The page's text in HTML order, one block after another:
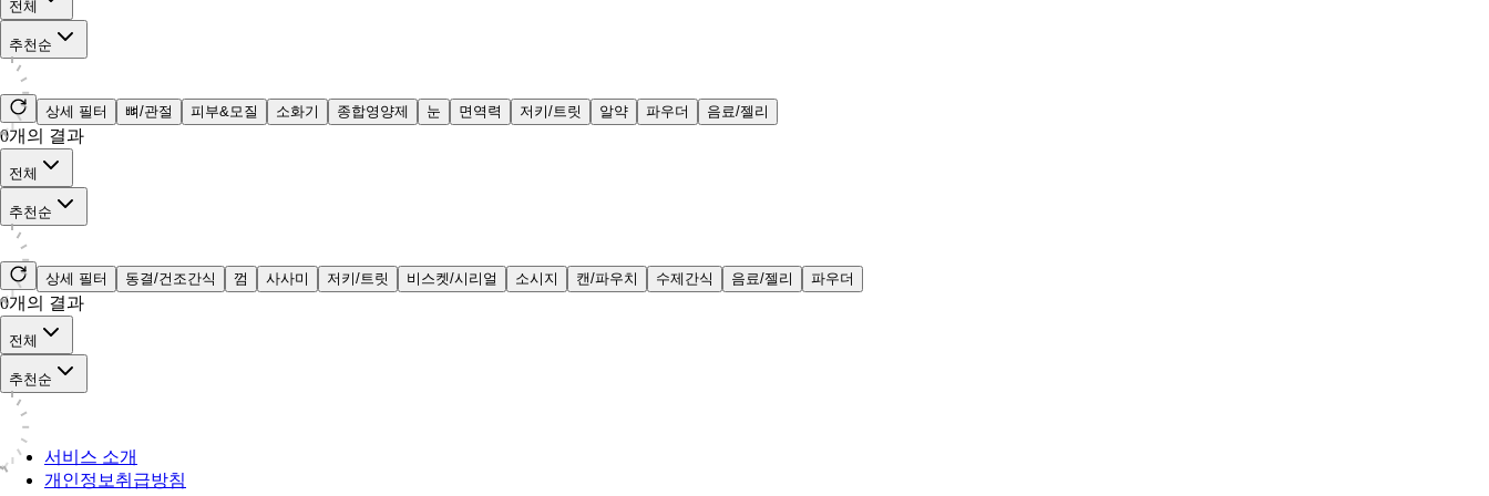
전체
추천순
상세 필터 뼈/관절 피부&모질 소화기 종합영양제 눈 면역력 저키/트릿 알약 파우더 음료/젤리
0개의 결과
전체
추천순
상세 필터 동결/건조간식 껌 사사미 저키/트릿 비스켓/시리얼 소시지 캔/파우치 수제간식 음료/젤리 파우더
0개의 결과
전체
추천순
서비스 소개
개인정보취급방침